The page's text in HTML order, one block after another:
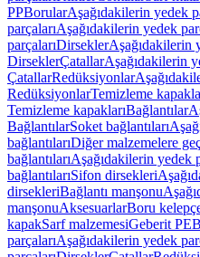
PPBorularAşağıdakilerin yedek
parçalarıAşağıdakilerin yedek
parçalarıDirseklerAşağıdakilerin
DirseklerÇatallarAşağıdakilerin
ÇatallarRedüksiyonlar
RedüksiyonlarTemizleme
Temizleme kapaklarıBağlantılar
BağlantılarSoket bağlantıları
bağlantılarıDiğer malzemelere
bağlantılarıAşağıdakilerin yedek
bağlantılarıSifon dirsekleri
dirsekleriBağlantı manşonu
manşonuAksesuarlarBoru
kapakSarf malzemesiGeberit PE
parçalarıAşağıdakilerin yedek